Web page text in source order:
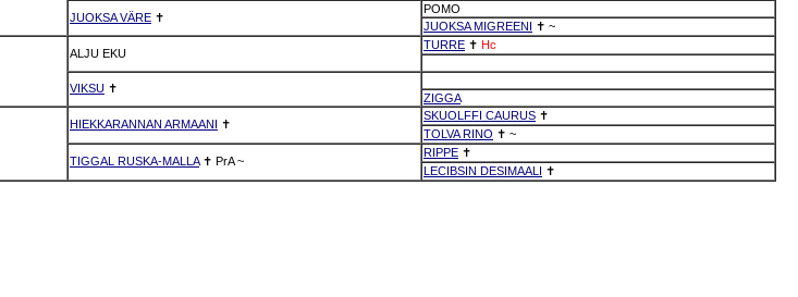
JUOKSA VÄRE ✝
POMO
JUOKSA MIGREENI ✝ ~
ALJU EKU
TURRE ✝ Hc
VIKSU ✝
ZIGGA
HIEKKARANNAN ARMAANI ✝
SKUOLFFI CAURUS ✝
TOLVA RINO ✝ ~
TIGGAL RUSKA-MALLA✝ PrA ~
RIPPE ✝
LECIBSIN DESIMAALI ✝